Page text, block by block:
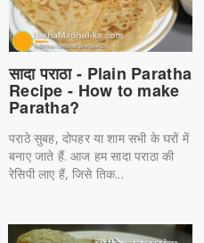
सादा पराठा - Plain Paratha
Recipe - How to make
Paratha?
पराठे सुबह, दोपहर या शाम सभी के घरों में
बनाए जाते हैं. आज हम सादा पराठा की
रेसिपी लाए हैं, जिसे तिक...